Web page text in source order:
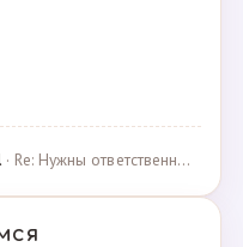
· Re: Нужны ответственные и любящие детей сотрудники … · 22.07.2024